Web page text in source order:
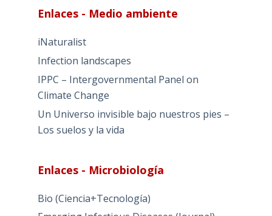
Enlaces - Medio ambiente
iNaturalist
Infection landscapes
IPPC – Intergovernmental Panel on
Climate Change
Un Universo invisible bajo nuestros pies –
Los suelos y la vida
Enlaces - Microbiología
Bio (Ciencia+Tecnología)